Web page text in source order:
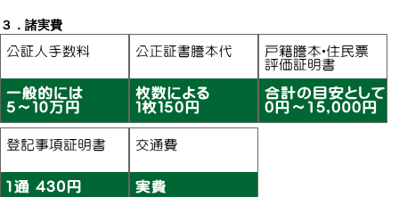
３． 諸実費